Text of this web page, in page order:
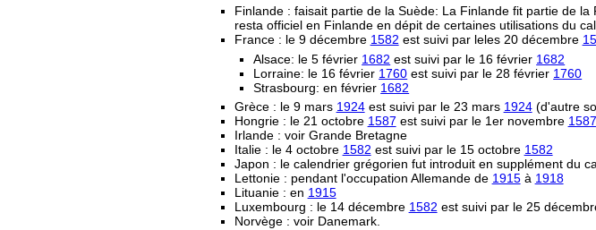
Finlande : faisait partie de la Suède: La Finlande fit partie de
resta officiel en Finlande en dépit de certaines utilisations du
France : le 9 décembre 1582 est suivi par leles 20 décembre
Alsace: le 5 février 1682 est suivi par le 16 février 1682
Lorraine: le 16 février 1760 est suivi par le 28 février 1760
Strasbourg: en février 1682
Grèce : le 9 mars 1924est suivi par le 23 mars 1924(d'autre
Hongrie : le 21 octobre 1587 est suivi par le 1er novembre 1587
Irlande : voir Grande Bretagne
Italie : le 4 octobre 1582 est suivi par le 15 octobre 1582
Japon : le calendrier grégorien fut introduit en supplément du
Lettonie : pendant l'occupation Allemande de 1915à 1918
Lituanie : en 1915
Luxembourg : le 14 décembre 1582 est suivi par le 25
Norvège : voir Danemark.